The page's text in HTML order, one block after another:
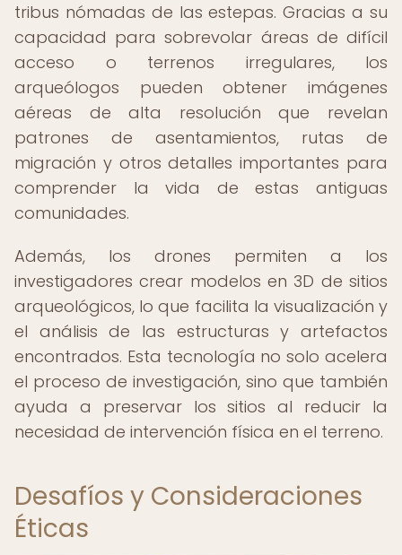
tribus nómadas de las estepas. Gracias a su
capacidad para sobrevolar áreas de difícil
acceso o terrenos irregulares, los
arqueólogos pueden obtener imágenes
aéreas de alta resolución que revelan
patrones de asentamientos, rutas de
migración y otros detalles importantes para
comprender la vida de estas antiguas
comunidades.
Además, los drones permiten a los
investigadores crear modelos en 3D de sitios
arqueológicos, lo que facilita la visualización y
el análisis de las estructuras y artefactos
encontrados. Esta tecnología no solo acelera
el proceso de investigación, sino que también
ayuda a preservar los sitios al reducir la
necesidad de intervención física en el terreno.
Desafíos y Consideraciones
Éticas